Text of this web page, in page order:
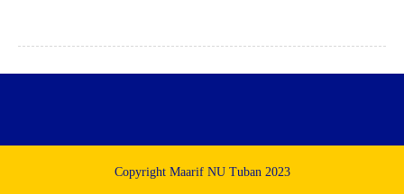
Copyright Maarif NU Tuban 2023